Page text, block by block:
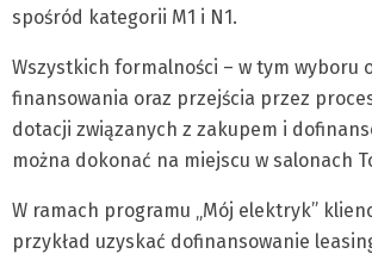
spośród kategorii M1 i N1.
Wszystkich formalności – w tym wyboru
finansowania oraz przejścia przez
dotacji związanych z zakupem i
można dokonać na miejscu w salonach
W ramach programu „Mój elektryk”
przykład uzyskać dofinansowanie